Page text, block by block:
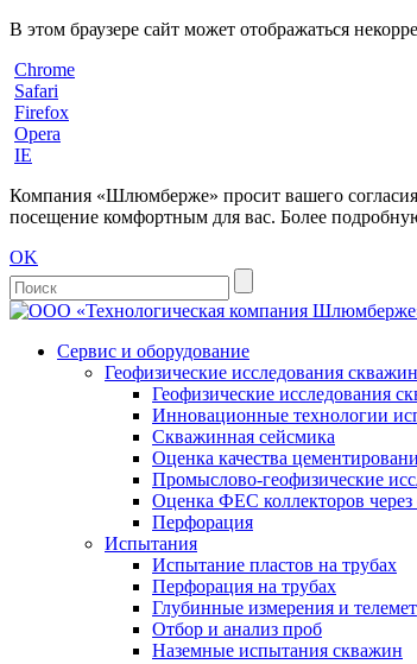
В этом браузере сайт может отображаться
Chrome
Safari
Firefox
Opera
IE
Компания «Шлюмберже» просит вашего согласия
посещение комфортным для вас. Более
OK
Сервис и оборудование
Геофизические исследования скважин
Геофизические исследования
Инновационные технологии
Скважинная сейсмика
Оценка качества
Промыслово-геофизические
Оценка ФЕС коллекторов
Перфорация
Испытания
Испытание пластов на трубах
Перфорация на трубах
Глубинные измерения и
Отбор и анализ проб
Наземные испытания скважин